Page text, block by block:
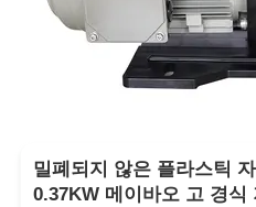
밀폐되지 않은 플라스틱
0.37KW 메이바오 고 경식